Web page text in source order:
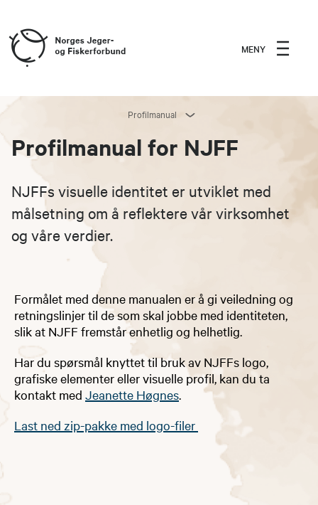
MENY
Profilmanual
Profilmanual for NJFF
NJFFs visuelle identitet er utviklet med
målsetning om å reflektere vår virksomhet
og våre verdier.
Formålet med denne manualen er å gi veiledning og
retningslinjer til de som skal jobbe med identiteten,
slik at NJFF fremstår enhetlig og helhetlig.
Har du spørsmål knyttet til bruk av NJFFs logo,
grafiske elementer eller visuelle profil, kan du ta
kontakt med Jeanette Høgnes​.​
Last ned zip-pakke med logo-filer